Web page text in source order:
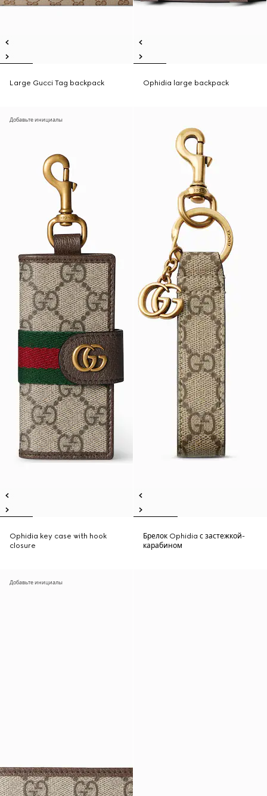
Large Gucci Tag backpack Ophidia large backpack
Добавьте инициалы
Ophidia key case with hook
closure
Брелок Ophidia с застежкой-
карабином
Добавьте инициалы